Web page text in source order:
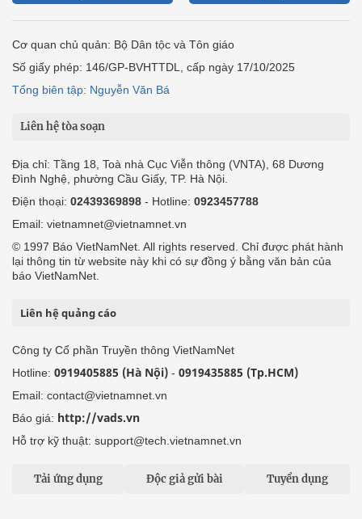
Cơ quan chủ quản: Bộ Dân tộc và Tôn giáo
Số giấy phép: 146/GP-BVHTTDL, cấp ngày 17/10/2025
Tổng biên tập: Nguyễn Văn Bá
Liên hệ tòa soạn
Địa chỉ: Tầng 18, Toà nhà Cục Viễn thông (VNTA), 68 Dương
Đình Nghệ, phường Cầu Giấy, TP. Hà Nội.
Điện thoại: 02439369898 - Hotline: 0923457788
Email: vietnamnet@vietnamnet.vn
© 1997 Báo VietNamNet. All rights reserved. Chỉ được phát hành
lại thông tin từ website này khi có sự đồng ý bằng văn bản của
báo VietNamNet.
Liên hệ quảng cáo
Công ty Cổ phần Truyền thông VietNamNet
Hotline: 0919405885 (Hà Nội) - 0919435885 (Tp.HCM)
Email: contact@vietnamnet.vn
Báo giá: http://vads.vn
Hỗ trợ kỹ thuật: support@tech.vietnamnet.vn
Tải ứng dụng Độc giả gửi bài Tuyển dụng